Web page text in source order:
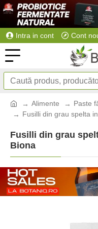
Intra in cont Cont
Alimente
Paste
Fusilli din grau spelta
Fusilli din grau
Biona